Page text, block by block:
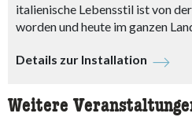
italienische Lebensstil ist von
worden und heute im ganzen
Details zur Installation
Weitere